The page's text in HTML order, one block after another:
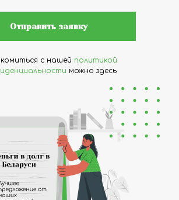
Отправить заявку
с нашей политикой
можно здесь